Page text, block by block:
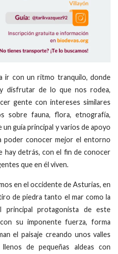
ir con un ritmo tranquilo, donde
disfrutar de lo que nos rodea,
gente con intereses similares
sobre fauna, flora, etnografía,
guía principal y varios de apoyo
poder conocer mejor el entorno
hay detrás, con el fin de conocer
que en él viven.
en el occidente de Asturias, en
de piedra tanto el mar como la
principal protagonista de este
su imponente fuerza, forma
el paisaje creando unos valles
llenos de pequeñas aldeas con